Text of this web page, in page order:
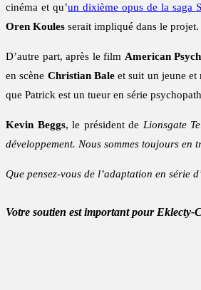
cinéma et qu’un dixième opus de la saga
Oren Koules serait impliqué dans le projet.
D’autre part, après le film American
en scène Christian Baleet suit un jeune et
que Patrick est un tueur en série
Kevin Beggs, le président de Lionsgate
développement. Nous sommes toujours en
Que pensez-vous de l’adaptation en série
Votre soutien est important pour Eklecty-